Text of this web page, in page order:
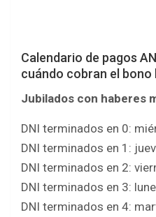
Calendario de pagos
cuándo cobran el bono
Jubilados con haberes
DNI terminados en 0:
DNI terminados en 1:
DNI terminados en 2:
DNI terminados en 3:
DNI terminados en 4: